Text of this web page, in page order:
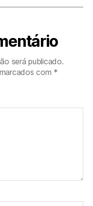
será publicado.
com *